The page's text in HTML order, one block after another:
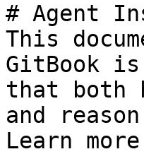
# Agent
This
GitBook
that both
and
Learn